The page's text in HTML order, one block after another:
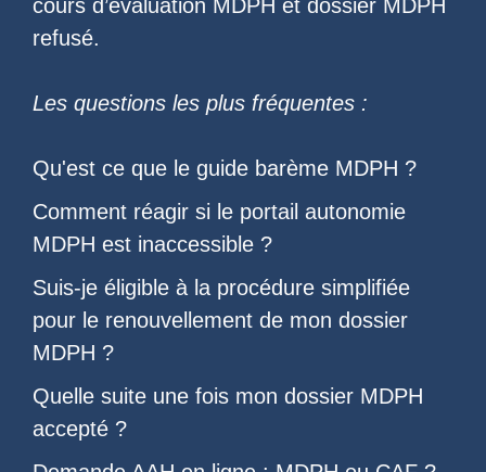
cours d’évaluation MDPH et dossier MDPH
refusé.
Les questions les plus fréquentes :
Qu'est ce que le guide barème MDPH ?
Comment réagir si le portail autonomie
MDPH est inaccessible ?
Suis-je éligible à la procédure simplifiée
pour le renouvellement de mon dossier
MDPH ?
Quelle suite une fois mon dossier MDPH
accepté ?